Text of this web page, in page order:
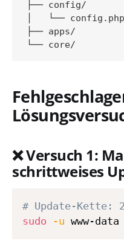
├── config/
│   └──
├── apps/
❌ Versuch 1:
schrittweises
# Update-Kette:
sudo
-u